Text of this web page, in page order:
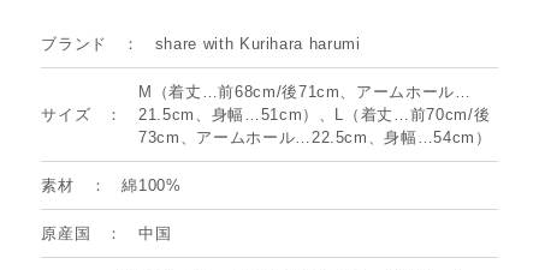
ブランド share with Kurihara harumi
サイズ
M（着丈…前68cm/後71cm、アームホール…
21.5cm、身幅…51cm）、L（着丈…前70cm/後
73cm、アームホール…22.5cm、身幅…54cm）
素材 綿100%
原産国 中国